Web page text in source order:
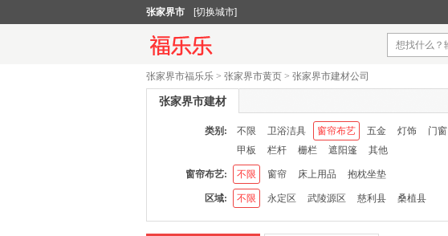
张家界市 [切换城市]
张家界市福乐乐 > 张家界市黄页 > 张家界市建材公司
张家界市建材
类别: 不限 卫浴洁具 窗帘布艺 五金 灯饰 门窗
甲板
栏杆 栅栏 遮阳篷 其他
窗帘布艺: 不限 窗帘 床上用品 抱枕坐垫
区域: 不限 永定区 武陵源区 慈利县 桑植县